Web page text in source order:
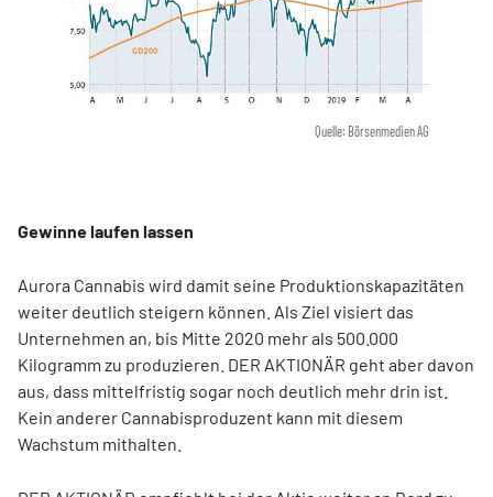
Quelle: Börsenmedien AG
Gewinne laufen lassen
Aurora Cannabis wird damit seine Produktionskapazitäten
weiter deutlich steigern können. Als Ziel visiert das
Unternehmen an, bis Mitte 2020 mehr als 500.000
Kilogramm zu produzieren. DER AKTIONÄR geht aber davon
aus, dass mittelfristig sogar noch deutlich mehr drin ist.
Kein anderer Cannabisproduzent kann mit diesem
Wachstum mithalten.